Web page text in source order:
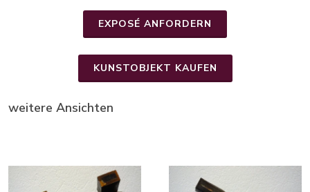
EXPOSÉ ANFORDERN
KUNSTOBJEKT KAUFEN
weitere Ansichten